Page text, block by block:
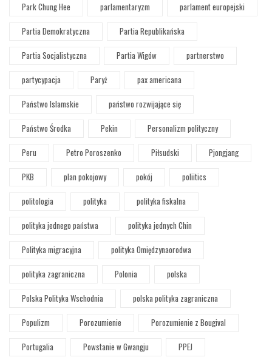
Park Chung Hee
parlamentaryzm
parlament europejski
Partia Demokratyczna
Partia Republikańska
Partia Socjalistyczna
Partia Wigów
partnerstwo
partycypacja
Paryż
pax americana
Państwo Islamskie
państwo rozwijające się
Państwo Środka
Pekin
Personalizm polityczny
Peru
Petro Poroszenko Piłsudski
Pjongjang
PKB
plan pokojowy pokój
poliitics
politologia
polityka
polityka fiskalna
polityka jednego państwa
polityka jednych Chin
Polityka migracyjna
polityka Omiędzynaorodwa
polityka zagraniczna
Polonia
polska
Polska Polityka Wschodnia
polska polityka zagraniczna
Populizm
Porozumienie
Porozumienie z Bougival
Portugalia
Powstanie w Gwangju PPEJ